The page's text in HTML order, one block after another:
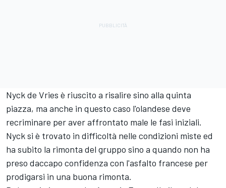
Nyck de Vries è riuscito a risalire sino alla quinta
piazza, ma anche in questo caso l'olandese deve
recriminare per aver affrontato male le fasi iniziali.
Nyck si è trovato in difficoltà nelle condizioni miste ed
ha subito la rimonta del gruppo sino a quando non ha
preso daccapo confidenza con l'asfalto francese per
prodigarsi in una buona rimonta.